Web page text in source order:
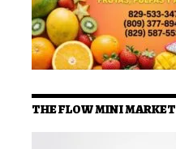
THE FLOW MINI MARKET